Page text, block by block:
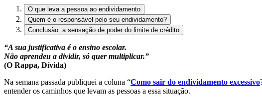
O que leva a pessoa ao endividamento
Quem é o responsável pelo seu endividamento?
Conclusão: a sensação de poder do limite de crédito
“A sua justificativa é o ensino escolar.
Não aprendeu a dividir, só quer multiplicar.”
(O Rappa, Dívida)
Na semana passada publiquei a coluna “Como sair do endividamento excessivo
entender os caminhos que levam as pessoas a essa situação.